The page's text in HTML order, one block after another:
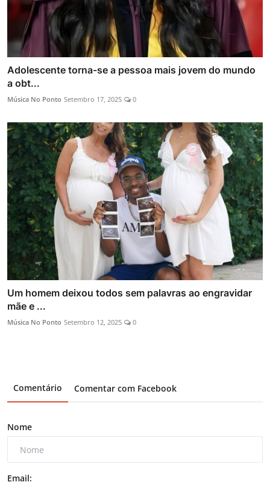
Adolescente torna-se a pessoa mais jovem do mundo
a obt...
Música No Ponto Setembro 17, 2025 0
Um homem deixou todos sem palavras ao engravidar
mãe e ...
Música No Ponto Setembro 12, 2025 0
Comentário Comentar com Facebook
Nome
Email: